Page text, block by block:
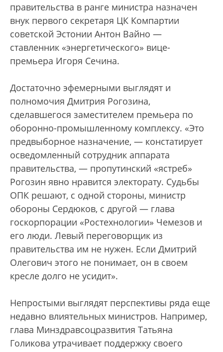
правительства в ранге министра назначен
внук первого секретаря ЦК Компартии
советской Эстонии Антон Вайно —
ставленник «энергетического» вице-
премьера Игоря Сечина.
Достаточно эфемерными выглядят и
полномочия Дмитрия Рогозина,
сделавшегося заместителем премьера по
оборонно-промышленному комплексу. «Это
предвыборное назначение, — констатирует
осведомленный сотрудник аппарата
правительства, — пропутинский «ястреб»
Рогозин явно нравится электорату. Судьбы
ОПК решают, с одной стороны, министр
обороны Сердюков, с другой — глава
госкорпорации «Ростехнологии» Чемезов и
его люди. Левый переговорщик из
правительства им не нужен. Если Дмитрий
Олегович этого не понимает, он в своем
кресле долго не усидит».
Непростыми выглядят перспективы ряда еще
недавно влиятельных министров. Например,
глава Минздравсоцразвития Татьяна
Голикова утрачивает поддержку своего